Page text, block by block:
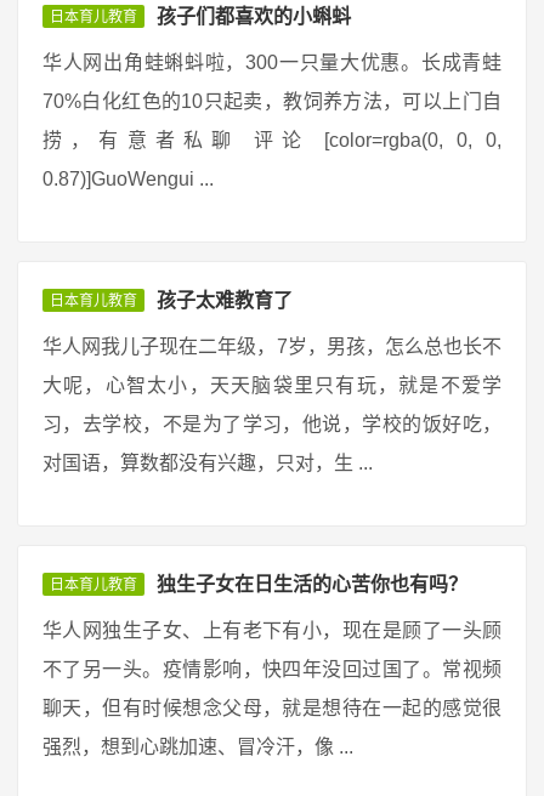
日本育儿教育 孩子们都喜欢的小蝌蚪
华人网出角蛙蝌蚪啦，300一只量大优惠。长成青蛙
70%白化红色的10只起卖，教饲养方法，可以上门自
捞，有意者私聊 评论 [color=rgba(0, 0, 0,
0.87)]GuoWengui ...
日本育儿教育 孩子太难教育了
华人网我儿子现在二年级，7岁，男孩，怎么总也长不
大呢，心智太小，天天脑袋里只有玩，就是不爱学
习，去学校，不是为了学习，他说，学校的饭好吃，
对国语，算数都没有兴趣，只对，生 ...
日本育儿教育 独生子女在日生活的心苦你也有吗？
华人网独生子女、上有老下有小，现在是顾了一头顾
不了另一头。疫情影响，快四年没回过国了。常视频
聊天，但有时候想念父母，就是想待在一起的感觉很
强烈，想到心跳加速、冒冷汗，像 ...